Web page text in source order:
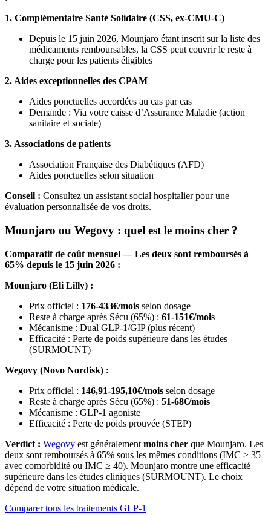
1. Complémentaire Santé Solidaire (CSS, ex-CMU-C)
Depuis le 15 juin 2026, Mounjaro étant inscrit sur la liste des
médicaments remboursables, la CSS peut couvrir le reste à
charge pour les patients éligibles
2. Aides exceptionnelles des CPAM
Aides ponctuelles accordées au cas par cas
Demande : Via votre caisse d’Assurance Maladie (action
sanitaire et sociale)
3. Associations de patients
Association Française des Diabétiques (AFD)
Aides ponctuelles selon situation
Conseil : Consultez un assistant social hospitalier pour une
évaluation personnalisée de vos droits.
Mounjaro ou Wegovy : quel est le moins cher ?
Comparatif de coût mensuel — Les deux sont remboursés à
65% depuis le 15 juin 2026 :
Mounjaro (Eli Lilly) :
Prix officiel : 176-433€/mois selon dosage
Reste à charge après Sécu (65%) : 61-151€/mois
Mécanisme : Dual GLP-1/GIP (plus récent)
Efficacité : Perte de poids supérieure dans les études
(SURMOUNT)
Wegovy (Novo Nordisk) :
Prix officiel : 146,91-195,10€/mois selon dosage
Reste à charge après Sécu (65%) : 51-68€/mois
Mécanisme : GLP-1 agoniste
Efficacité : Perte de poids prouvée (STEP)
Verdict : Wegovy est généralement moins cher que Mounjaro. Les
deux sont remboursés à 65% sous les mêmes conditions (IMC ≥ 35
avec comorbidité ou IMC ≥ 40). Mounjaro montre une efficacité
supérieure dans les études cliniques (SURMOUNT). Le choix
dépend de votre situation médicale.
Comparer tous les traitements GLP-1